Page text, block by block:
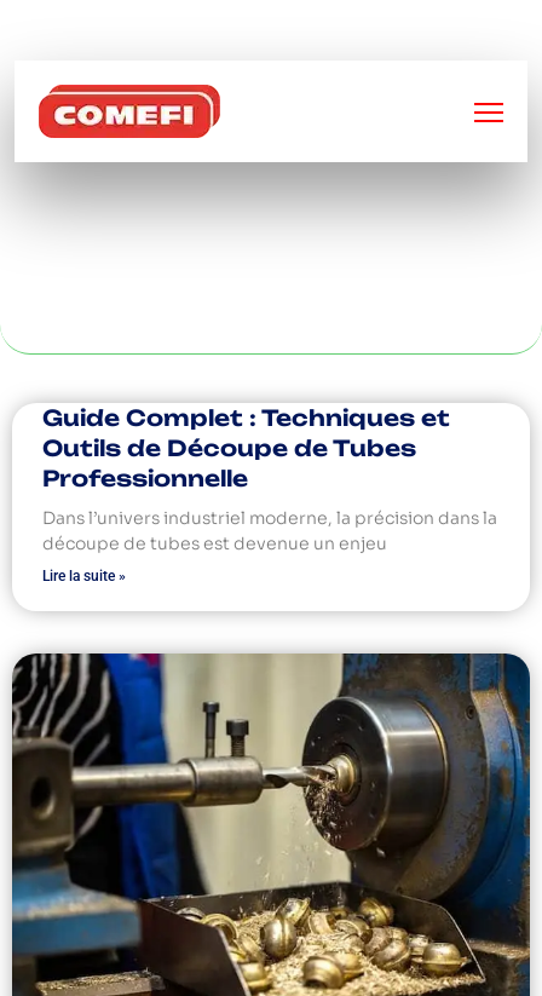
CAISSE PALETTE
Guide Complet : Techniques et
Outils de Découpe de Tubes
Professionnelle
Dans l’univers industriel moderne, la précision dans la
découpe de tubes est devenue un enjeu
Lire la suite »